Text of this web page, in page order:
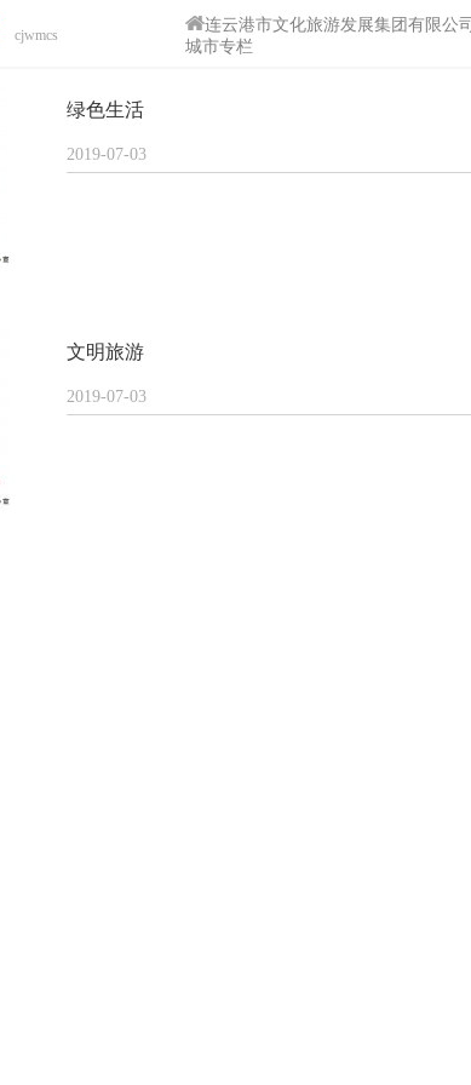
cjwmcs
连云港市文化旅游发展集团有限公司
城市专栏
绿色生活
2019-07-03
文明旅游
2019-07-03